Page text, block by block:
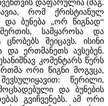
დაფარულია (მაგ.
რომ ქრისტიანულ
და ბუნება „ორ წიგნად“
სამყაროსა და
ცნობებს შეიცავს. ისინი
და ერთმანეთს ავსებენ.
კომენტარს წერს
ორი წიგნი მოგვცა,
წერილი,
და ბუნების
გვიჩვენებს. ამ ორი